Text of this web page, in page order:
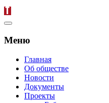
Меню
Главная
Об обществе
Новости
Документы
Проекты